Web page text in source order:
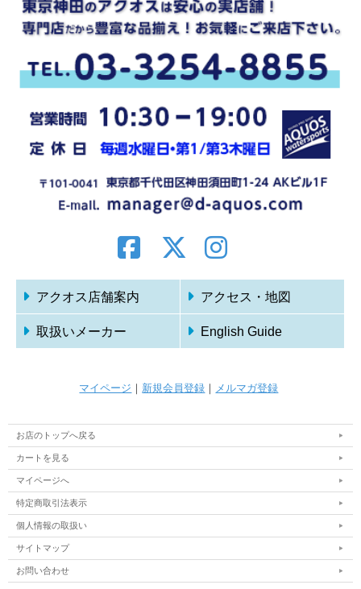
アクオス店舗案内 アクセス・地図
取扱いメーカー English Guide
マイページ ｜ 新規会員登録 ｜ メルマガ登録
お店のトップへ戻る
カートを見る
マイページへ
特定商取引法表示
個人情報の取扱い
サイトマップ
お問い合わせ